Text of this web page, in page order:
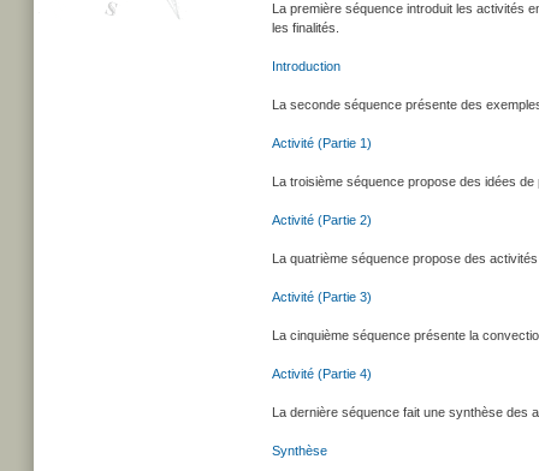
La première séquence introduit les activités
les finalités.
Introduction
La seconde séquence présente des
Activité (Partie 1)
La troisième séquence propose des idées
Activité (Partie 2)
La quatrième séquence propose des
Activité (Partie 3)
La cinquième séquence présente la
Activité (Partie 4)
La dernière séquence fait une synthèse des
Synthèse